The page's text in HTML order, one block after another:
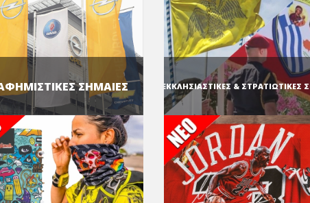
ΣΗΜΑΙΕΣ ΕΚΚΛΗΣΙΑΣΤΙΚΕΣ & ΣΤΡΑΤΙΩΤΙΚΕΣ